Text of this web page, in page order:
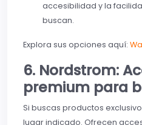
accesibilidad y la
buscan.
Explora sus opciones aquí:
6. Nordstrom:
premium para
Si buscas productos
lugar indicado. Ofrecen